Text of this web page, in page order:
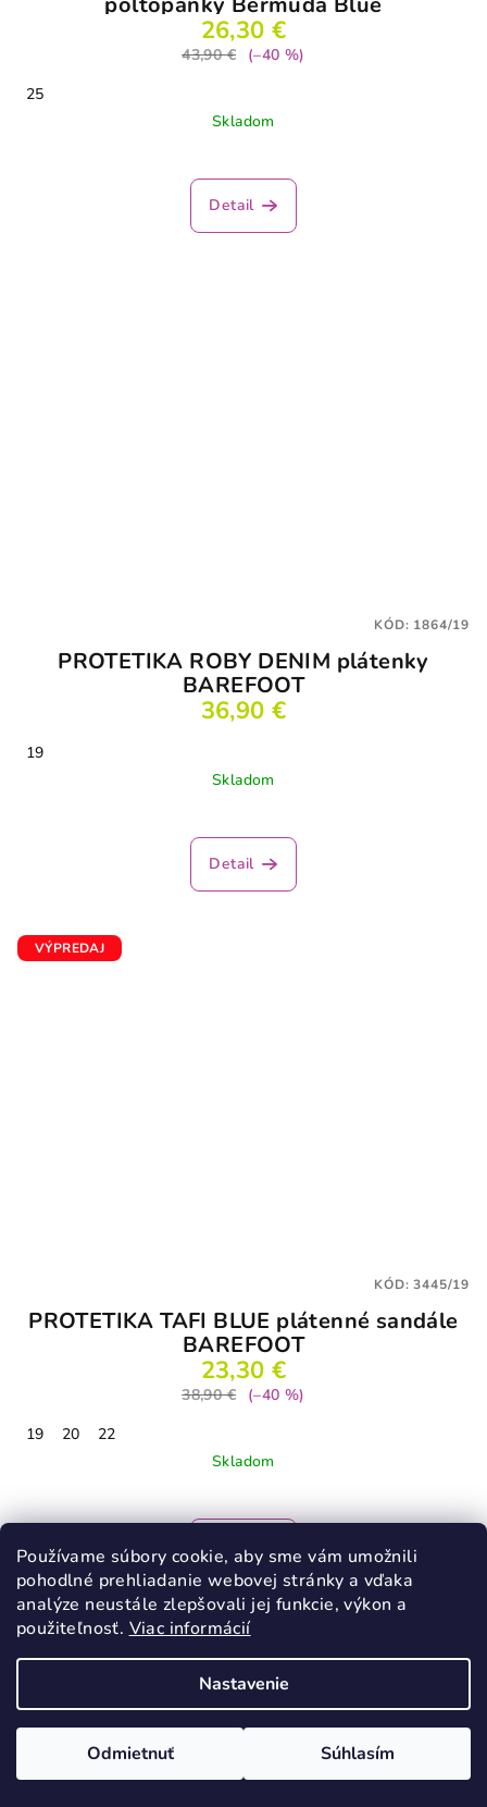
Používame súbory cookie, aby sme vám umožnili
pohodlné prehliadanie webovej stránky a vďaka
analýze neustále zlepšovali jej funkcie, výkon a
použiteľnosť. Viac informácií
Nastavenie
Odmietnuť Súhlasím
26,30 €
43,90 €
(–40 %)
25
Skladom
Detail
PROTETIKA ROBY DENIM plátenky
BAREFOOT
36,90 €
19
Skladom
Detail
KÓD: 1864/19
VÝPREDAJ
PROTETIKA TAFI BLUE plátenné sandále
BAREFOOT
23,30 €
38,90 €
(–40 %)
19
20
22
Skladom
Detail
KÓD:3445/19
VÝPREDAJ